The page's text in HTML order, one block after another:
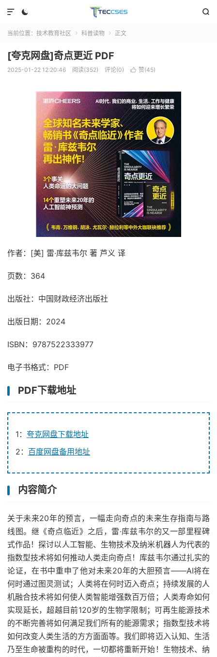
 

当前位置： 技术教育社区  科普读物  正文
[夸克网盘]奇点更近 PDF
2025-01-22 12:20:46 阅读(352) 评论(0)  赞(45)
作者：[美] 雷·库兹韦尔 著 芦义 译
页数：364
出版社：中国财政经济出版社
出版日期：2024
ISBN：9787522333977
电子书格式：PDF
PDF下载地址
1： 夸克网盘下载地址
2： 百度网盘备用地址
内容简介
关于未来20年的预言，一幅走向奇点的未来生存指南与路
线图。继《奇点临近》之后，雷·库兹韦尔的又一部里程碑
式作品！探讨以人工智能、生物技术及纳米机器人为代表的
指数型技术将如何推动人类走向奇点！库兹韦尔通过扎实的
论证，在书中重申了他对未来20年的大胆预言——AI将在
何时通过图灵测试；人类将在何时迈入奇点；持续发展的人
机融合技术将如何使人类智能增强数百万倍；人类寿命如何
实现延长，超越目前120岁的生物学限制；可再生能源技术
的不断完善将如何满足我们所有的能源需求；指数型技术将
如何改变人类生活的方方面面等。我们即将迈入认知、生活
乃至生命被重构的时代，一切都将重新开始！生物技术、纳